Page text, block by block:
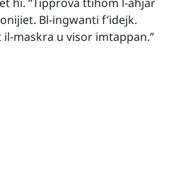
Bl-ingwanti f’idejk.
maskra u visor imtappan.”